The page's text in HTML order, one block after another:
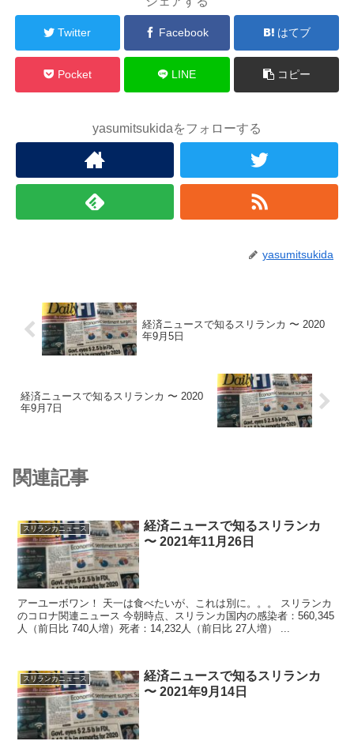
Twitter Facebook はてブ
Pocket LINE コピー
yasumitsukidaをフォローする
yasumitsukida
経済ニュースで知るスリランカ 〜 2020
年9月5日
経済ニュースで知るスリランカ 〜 2020
年9月7日
関連記事
スリランカニュース
経済ニュースで知るスリランカ
〜 2021年11月26日
アーユーボワン！ 天一は食べたいが、これは別に。。。 スリランカ
のコロナ関連ニュース 今朝時点、スリランカ国内の感染者：560,345
人（前日比 740人増）死者：14,232人（前日比 27人増） ...
スリランカニュース
経済ニュースで知るスリランカ
〜 2021年9月14日